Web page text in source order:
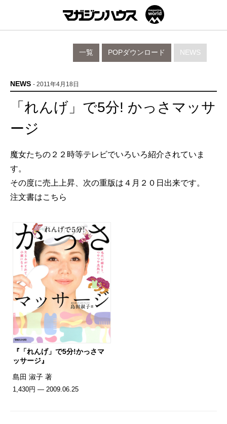
NEWS
POPダウンロード
一覧
NEWS - 2011年4月18日
「れんげ」で5分! かっさマッサ
ージ
魔女たちの２２時等テレビでいろいろ紹介されていま
す。
その度に売上上昇、次の重版は４月２０日出来です。
注文書はこちら
『「れんげ」で5分!かっさマ
ッサージ』
島田 淑子 著
1,430円 — 2009.06.25